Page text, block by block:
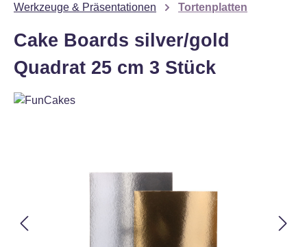
Werkzeuge & Präsentationen Tortenplatten
Cake Boards silver/gold
Quadrat 25 cm 3 Stück